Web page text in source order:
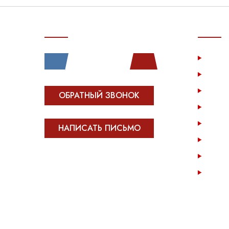
ОБРАТНЫЙ ЗВОНОК
НАПИСАТЬ ПИСЬМО